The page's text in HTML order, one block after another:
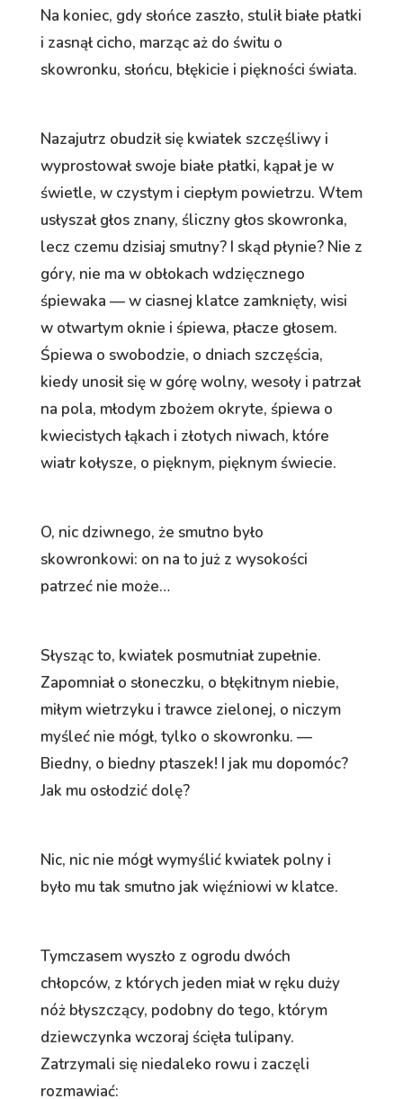
Na koniec, gdy słońce zaszło, stulił białe płatki
i zasnął cicho, marząc aż do świtu o
skowronku, słońcu, błękicie i piękności świata.
Nazajutrz obudził się kwiatek szczęśliwy i
wyprostował swoje białe płatki, kąpał je w
świetle, w czystym i ciepłym powietrzu. Wtem
usłyszał głos znany, śliczny głos skowronka,
lecz czemu dzisiaj smutny? I skąd płynie? Nie z
góry, nie ma w obłokach wdzięcznego
śpiewaka — w ciasnej klatce zamknięty, wisi
w otwartym oknie i śpiewa, płacze głosem.
Śpiewa o swobodzie, o dniach szczęścia,
kiedy unosił się w górę wolny, wesoły i patrzał
na pola, młodym zbożem okryte, śpiewa o
kwiecistych łąkach i złotych niwach, które
wiatr kołysze, o pięknym, pięknym świecie.
O, nic dziwnego, że smutno było
skowronkowi: on na to już z wysokości
patrzeć nie może…
Słysząc to, kwiatek posmutniał zupełnie.
Zapomniał o słoneczku, o błękitnym niebie,
miłym wietrzyku i trawce zielonej, o niczym
myśleć nie mógł, tylko o skowronku. —
Biedny, o biedny ptaszek! I jak mu dopomóc?
Jak mu osłodzić dolę?
Nic, nic nie mógł wymyślić kwiatek polny i
było mu tak smutno jak więźniowi w klatce.
Tymczasem wyszło z ogrodu dwóch
chłopców, z których jeden miał w ręku duży
nóż błyszczący, podobny do tego, którym
dziewczynka wczoraj ścięła tulipany.
Zatrzymali się niedaleko rowu i zaczęli
rozmawiać: